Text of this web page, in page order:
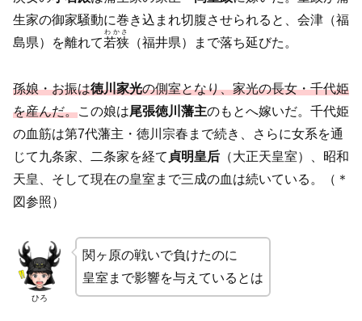
生家の御家騒動に巻き込まれ切腹させられると、会津（福
島県）を離れて若狭
わかさ
（福井県）まで落ち延びた。
孫娘・お振は徳川家光の側室となり、家光の長女・千代姫
を産んだ。この娘は尾張徳川藩主のもとへ嫁いだ。千代姫
の血筋は第7代藩主・徳川宗春まで続き、さらに女系を通
じて九条家、二条家を経て 貞明皇后 （大正天皇室）、昭和
天皇、そして現在の皇室まで三成の血は続いている。（＊
図参照）
ひろ
関ヶ原の戦いで負けたのに
皇室まで影響を与えているとは